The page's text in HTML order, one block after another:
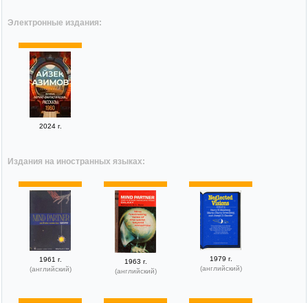
Электронные издания:
2024 г.
Издания на иностранных языках:
1961 г.
(английский)
1963 г.
(английский)
1979 г.
(английский)